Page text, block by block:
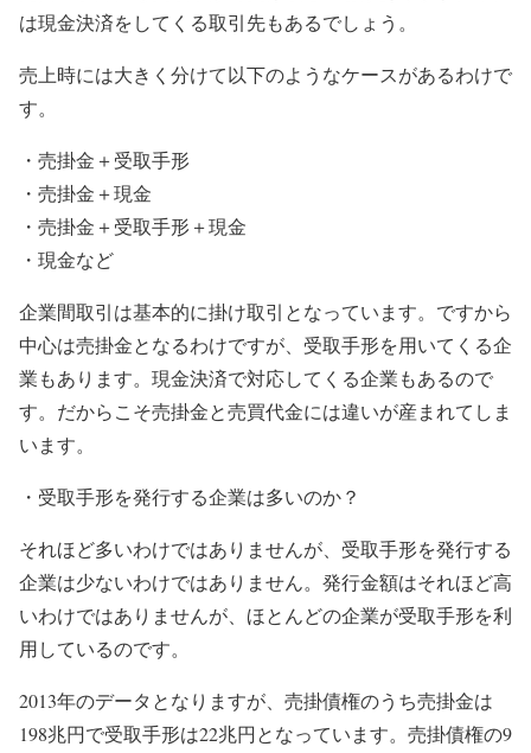
は現金決済をしてくる取引先もあるでしょう。
売上時には大きく分けて以下のようなケースがあるわけで
す。
・売掛金＋受取手形
・売掛金＋現金
・売掛金＋受取手形＋現金
・現金など
企業間取引は基本的に掛け取引となっています。ですから
中心は売掛金となるわけですが、受取手形を用いてくる企
業もあります。現金決済で対応してくる企業もあるので
す。だからこそ売掛金と売買代金には違いが産まれてしま
います。
・受取手形を発行する企業は多いのか？
それほど多いわけではありませんが、受取手形を発行する
企業は少ないわけではありません。発行金額はそれほど高
いわけではありませんが、ほとんどの企業が受取手形を利
用しているのです。
2013年のデータとなりますが、売掛債権のうち売掛金は
198兆円で受取手形は22兆円となっています。売掛債権の9